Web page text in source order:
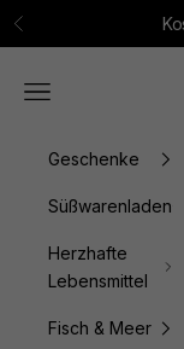
Zum Inhalt springen
Zurück
Menü
Geschenke
Süßwarenladen
Herzhafte
Lebensmittel
Fisch & Meer